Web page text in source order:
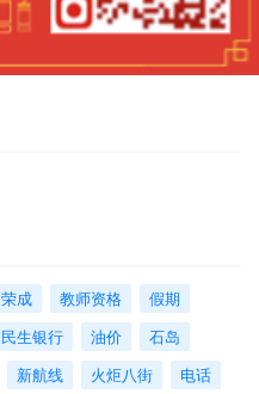
荣成 教师资格
假期
民生银行 油价
石岛
新航线 火炬八街 电话